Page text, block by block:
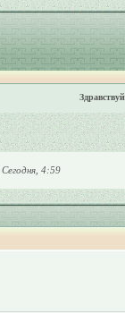
Сегодня, 4:59